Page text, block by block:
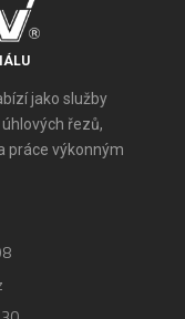
jako služby
řezů,
práce výkonným